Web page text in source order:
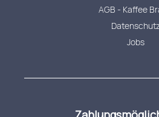
AGB - Kaffee
Jobs